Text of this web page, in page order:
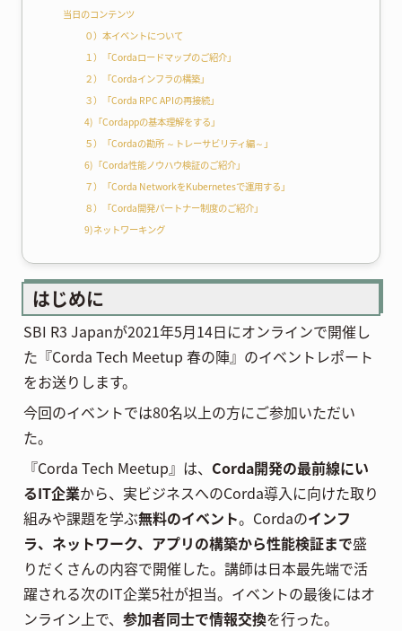
当日のコンテンツ
０）本イベントについて
１）「Cordaロードマップのご紹介」
２）「Cordaインフラの構築」
３）「Corda RPC APIの再接続」
4)「Cordappの基本理解をする」
５）「Cordaの勘所 ～トレーサビリティ編～」
6)「Corda性能ノウハウ検証のご紹介」
７）「Corda NetworkをKubernetesで運用する」
８）「Corda開発パートナー制度のご紹介」
9)ネットワーキング
はじめに
SBI R3 Japanが2021年5月14日にオンラインで開催し
た『Corda Tech Meetup 春の陣』のイベントレポート
をお送りします。
今回のイベントでは80名以上の方にご参加いただい
た。
『Corda Tech Meetup』は、 Corda開発の最前線にい
るIT企業から、実ビジネスへのCorda導入に向けた取り
組みや課題を学ぶ無料のイベント。Cordaのインフ
ラ、ネットワーク、アプリの構築から性能検証まで盛
りだくさんの内容で開催した。講師は日本最先端で活
躍される次のIT企業5社が担当。イベントの最後にはオ
ンライン上で、 参加者同士で情報交換を行った。